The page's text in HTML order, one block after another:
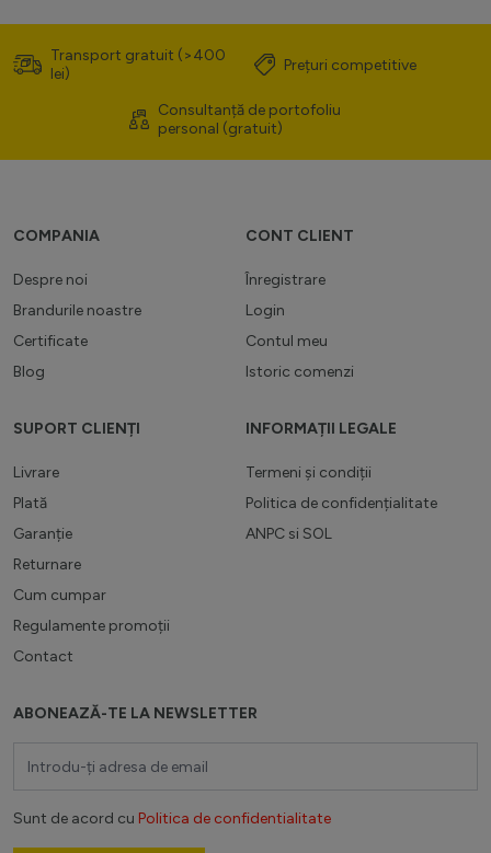
Transport gratuit (>400
lei)
Prețuri competitive
Consultanță de portofoliu
personal (gratuit)
COMPANIA
Despre noi
Brandurile noastre
Certificate
Blog
CONT CLIENT
Înregistrare
Login
Contul meu
Istoric comenzi
SUPORT CLIENȚI
Livrare
Plată
Garanție
Returnare
Cum cumpar
Regulamente promoții
Contact
INFORMAȚII LEGALE
Termeni și condiții
Politica de confidențialitate
ANPC si SOL
ABONEAZĂ-TE LA NEWSLETTER
Sunt de acord cu Politica de confidentialitate